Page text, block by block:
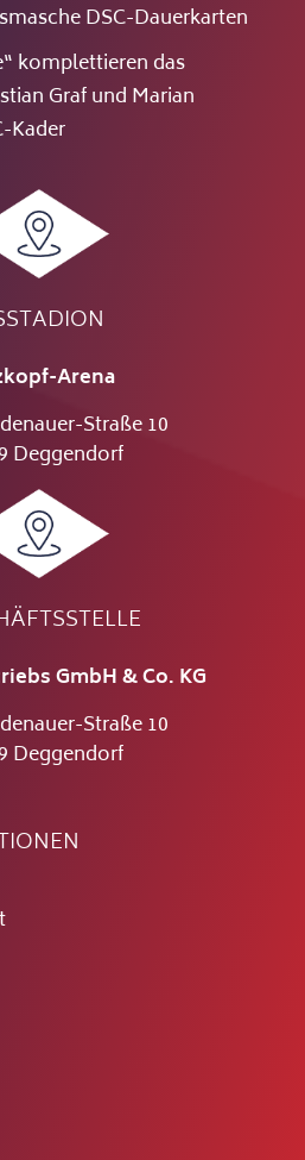
DSC-Dauerkarten
komplettieren das
Graf und Marian
Kader
Arena
Straße 10
Deggendorf
GmbH & Co. KG
Straße 10
Deggendorf